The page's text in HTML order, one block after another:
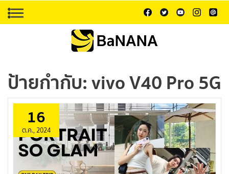
ป้ายกำกับ:vivo V40 Pro 5G
16
ต.ค., 2024